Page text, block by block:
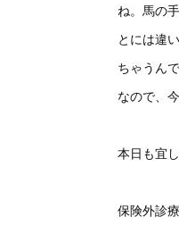
ね。馬の
とには違
ちゃうん
なので、
本日も宜
保険外診